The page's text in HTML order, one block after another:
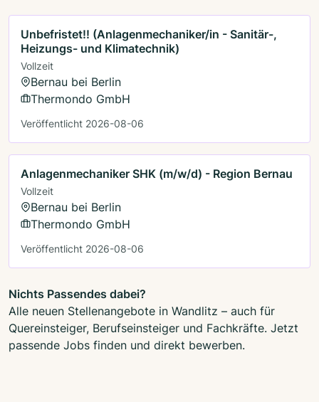
Unbefristet!! (Anlagenmechaniker/in - Sanitär-,
Heizungs- und Klimatechnik)
Vollzeit
Bernau bei Berlin
Thermondo GmbH
Veröffentlicht 2026-08-06
Anlagenmechaniker SHK (m/w/d) - Region Bernau
Vollzeit
Bernau bei Berlin
Thermondo GmbH
Veröffentlicht 2026-08-06
Nichts Passendes dabei?
Alle neuen Stellenangebote in Wandlitz – auch für
Quereinsteiger, Berufseinsteiger und Fachkräfte. Jetzt
passende Jobs finden und direkt bewerben.